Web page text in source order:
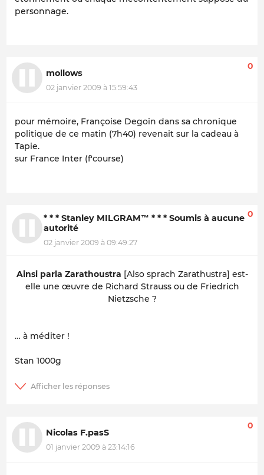
personnage.
mollows
02 janvier 2009 à 15:59:43
0
pour mémoire, Françoise Degoin dans sa chronique
politique de ce matin (7h40) revenait sur la cadeau à
Tapie.
sur France Inter (f'course)
* * * Stanley MILGRAM™ * * * Soumis à aucune
autorité
02 janvier 2009 à 09:49:27
0
Ainsi parla Zarathoustra [Also sprach Zarathustra] est-
elle une œuvre de Richard Strauss ou de Friedrich
Nietzsche ?
… à méditer !
Stan 1000g
Nicolas F.pasS
01 janvier 2009 à 23:14:16
0